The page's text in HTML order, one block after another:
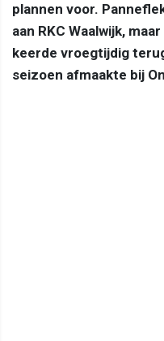
plannen voor.
aan RKC Waalwijk,
keerde vroegtijdig
seizoen afmaakte bij